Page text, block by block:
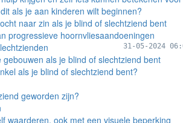
als je aan kinderen wilt beginnen?
naar zin als je blind of slechtziend bent
progressieve hoornvliesaandoeningen
31-05-2024
als je blind of slechtziend bent
als je blind of slechtziend bent?
geworden zijn?
waarderen, ook met een visuele beperking